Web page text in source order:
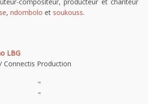
compositeur, producteur et chanteur
, ndombolo et soukouss.
LBG
Connectis Production
"
"